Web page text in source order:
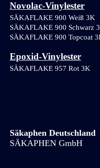
Novolac-Vinylester
SÄKAFLAKE 900 Weiß 3K
SÄKAFLAKE 900 Schwarz
SÄKAFLAKE 900 Topcoat
Epoxid-Vinylester
SÄKAFLAKE 957 Rot 3K
Säkaphen Deutschland
SÄKAPHEN GmbH